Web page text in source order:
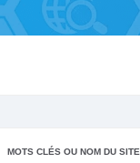
MOTS CLÉS OU NOM DU SITE